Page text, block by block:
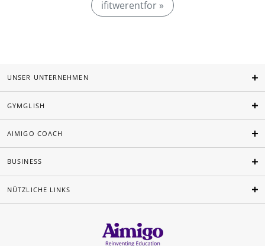
ifitwerentfor »
UNSER UNTERNEHMEN
GYMGLISH
AIMIGO COACH
BUSINESS
NÜTZLICHE LINKS